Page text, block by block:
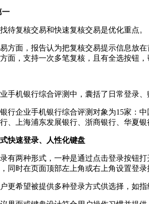
一
待复核交易和快速复核交易是优化重点。
方面，报告认为把复核交易提示信息放
面，支持一次多笔复核，且有全选按钮
手机银行综合评测中，囊括了日常登录
行企业手机银行综合评测对象为15家：
、上海浦东发展银行、浙商银行、华夏银
快速登录、人性化键盘
有两种形式，一种是通过点击登录按钮
同时在页面顶部左上角或右上角设置登
更希望被提供多种登录方式供选择，如指